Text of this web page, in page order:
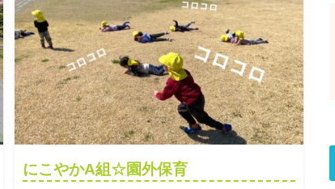
にこやかA組☆園外保育